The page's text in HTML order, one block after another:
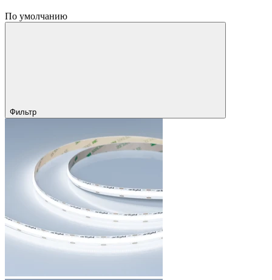
По умолчанию
Фильтр